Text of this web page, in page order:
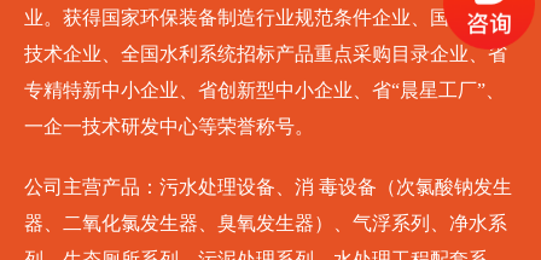
业。获得国家环保装备制造行业规范条件企业、国家高 新
技术企业、全国水利系统招标产品重点采购目录企业、省
专精特新中小企业、省创新型中小企业、省“晨星工厂”、
一企一技术研发中心等荣誉称号。
公司主营产品：污水处理设备、消 毒设备（次氯酸钠发生
器、二氧化氯发生器、臭氧发生器）、气浮系列、净水系